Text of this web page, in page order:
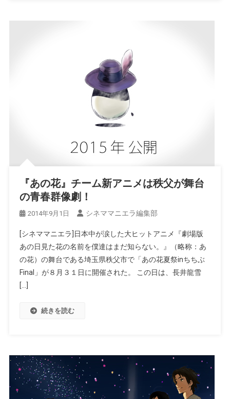
『あの花』チーム新アニメは秩父が舞台
の青春群像劇！
2014年9月1日 シネママニエラ編集部
[シネママニエラ]日本中が涙した大ヒットアニメ『劇場版
あの日見た花の名前を僕達はまだ知らない。』（略称：あ
の花）の舞台である埼玉県秩父市で「あの花夏祭inちちぶ
Final」が８月３１日に開催された。 この日は、長井龍雪
[…]
続きを読む